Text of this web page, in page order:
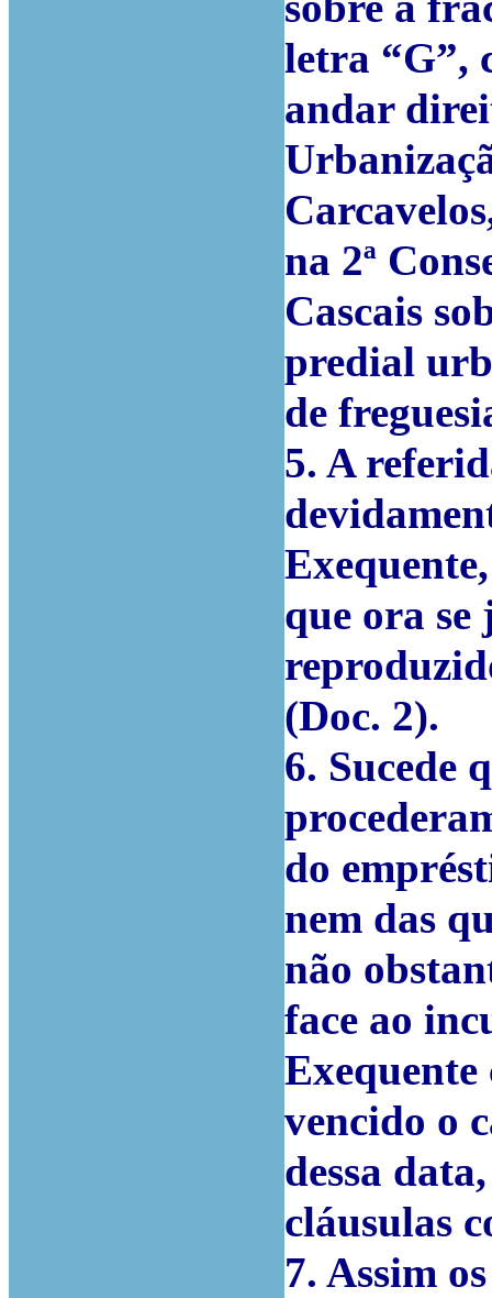
letra “G”,
andar
na 2ª
Cascais
predial
de
5. A
que ora
(Doc. 2).
6. Sucede
do
nem das
não
face ao
vencido o
dessa
cláusulas
7. Assim